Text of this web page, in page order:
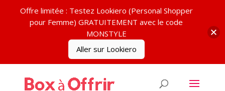
Offre limitée : Testez Lookiero (Personal Shopper
pour Femme) GRATUITEMENT avec le code
MONSTYLE
Aller sur Lookiero